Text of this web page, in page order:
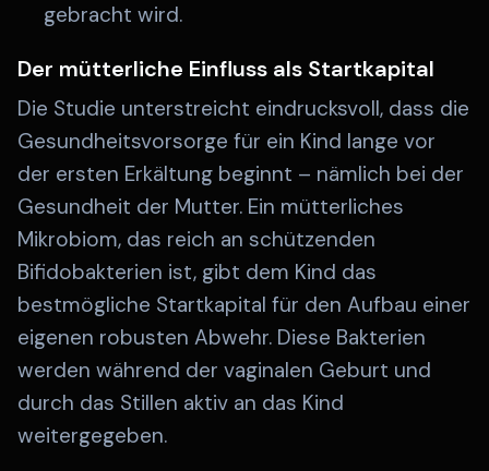
gebracht wird.
Der mütterliche Einfluss als Startkapital
Die Studie unterstreicht eindrucksvoll, dass die
Gesundheitsvorsorge für ein Kind lange vor
der ersten Erkältung beginnt – nämlich bei der
Gesundheit der Mutter. Ein mütterliches
Mikrobiom, das reich an schützenden
Bifidobakterien ist, gibt dem Kind das
bestmögliche Startkapital für den Aufbau einer
eigenen robusten Abwehr. Diese Bakterien
werden während der vaginalen Geburt und
durch das Stillen aktiv an das Kind
weitergegeben.